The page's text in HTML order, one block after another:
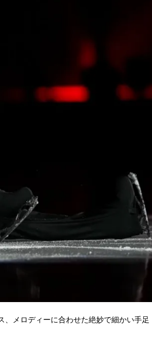
メロディーに合わせた絶妙で細かい手足